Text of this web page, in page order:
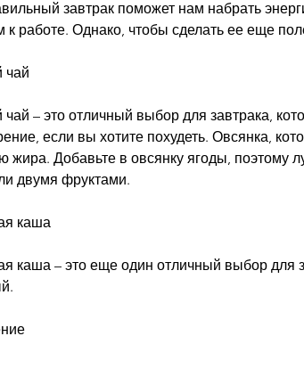
завтрак поможет нам набрать
к работе. Однако, чтобы сделать ее еще
чай
– это отличный выбор для завтрака,
если вы хотите похудеть. Овсянка,
жира. Добавьте в овсянку ягоды, поэтому
двумя фруктами.
каша
каша – это еще один отличный выбор для